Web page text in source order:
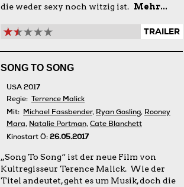
die weder sexy noch witzig ist. Mehr...
TRAILER
SONG TO SONG
USA 2017
Regie: Terrence Malick
Mit: Michael Fassbender, Ryan Gosling, Rooney
Mara, Natalie Portman, Cate Blanchett
Kinostart Ö: 26.05.2017
„Song To Song“ ist der neue Film von
Kultregisseur Terence Malick. Wie der
Titel andeutet, geht es um Musik, doch die